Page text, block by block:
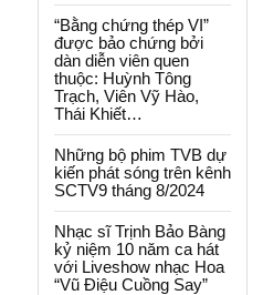
“Bằng chứng thép VI”
được bảo chứng bởi
dàn diễn viên quen
thuộc: Huỳnh Tông
Trạch, Viên Vỹ Hào,
Thái Khiết…
Những bộ phim TVB dự
kiến phát sóng trên kênh
SCTV9 tháng 8/2024
Nhạc sĩ Trịnh Bảo Bàng
kỷ niệm 10 năm ca hát
với Liveshow nhạc Hoa
“Vũ Điệu Cuồng Say”